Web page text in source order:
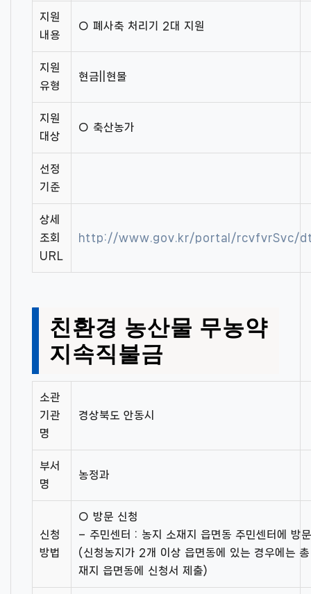
지원
내용
○ 폐사축 처리기 2대 지원
지원
유형
현금||현물
지원
대상
○ 축산농가
선정
기준
상세
조회
URL
http://www.gov.kr/portal/rcvfvrSvc/
친환경 농산물 무농약
지속직불금
소관
기관
명
경상북도 안동시
부서
명
농정과
신청
방법
○ 방문 신청
– 주민센터 : 농지 소재지 읍면동 주민센터에 방
(신청농지가 2개 이상 읍면동에 있는 경우에는
재지 읍면동에 신청서 제출)